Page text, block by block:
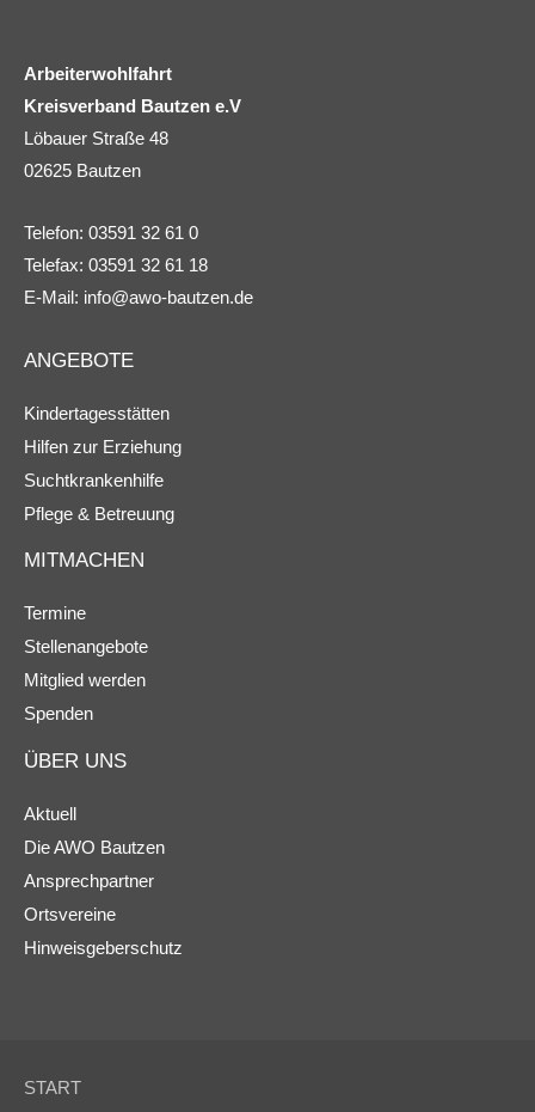
Arbeiterwohlfahrt
Kreisverband Bautzen e.V
Löbauer Straße 48
02625 Bautzen
Telefon: 03591 32 61 0
Telefax: 03591 32 61 18
E-Mail: info@awo-bautzen.de
ANGEBOTE
Kindertagesstätten
Hilfen zur Erziehung
Suchtkrankenhilfe
Pflege & Betreuung
MITMACHEN
Termine
Stellenangebote
Mitglied werden
Spenden
ÜBER UNS
Aktuell
Die AWO Bautzen
Ansprechpartner
Ortsvereine
Hinweisgeberschutz
START